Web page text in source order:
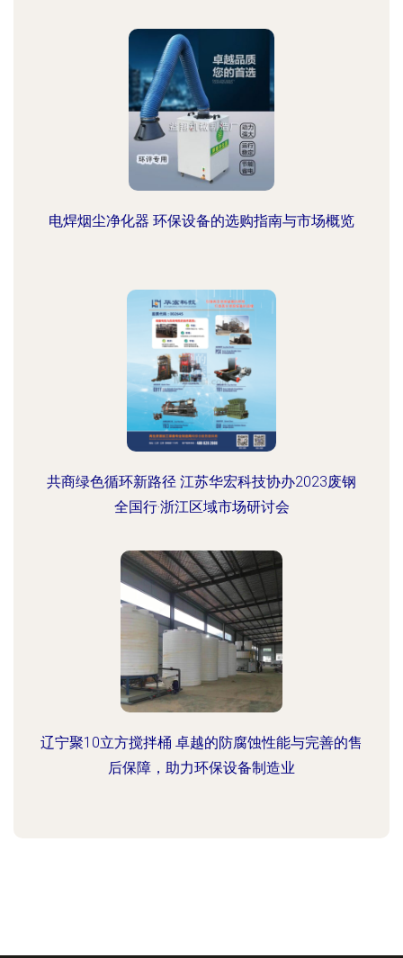
电焊烟尘净化器 环保设备的选购指南与市场概览
共商绿色循环新路径 江苏华宏科技协办2023废钢
全国行·浙江区域市场研讨会
辽宁聚10立方搅拌桶 卓越的防腐蚀性能与完善的售
后保障，助力环保设备制造业